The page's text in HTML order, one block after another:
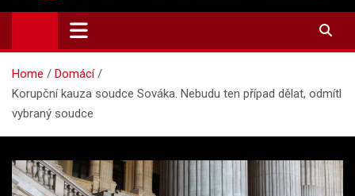
i-MAG.CZ
Informační magazín | Public Relations
Home
Domácí
Korupční kauza soudce Sováka. Nebudu ten případ dělat, odmítl
vybraný soudce